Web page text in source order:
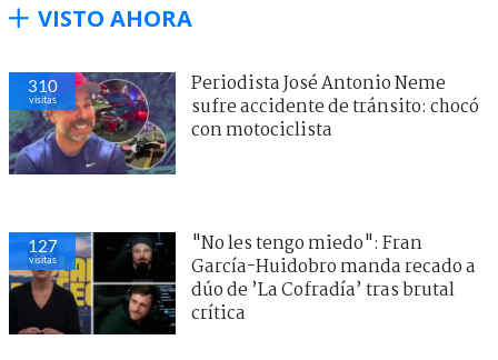
VISTO AHORA
310
visitas
Periodista José Antonio Neme
sufre accidente de tránsito: chocó
con motociclista
127
visitas
"No les tengo miedo": Fran
García-Huidobro manda recado a
dúo de ’La Cofradía’ tras brutal
crítica